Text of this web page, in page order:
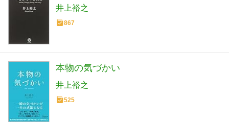
井上裕之
867
本物の気づかい
井上裕之
525